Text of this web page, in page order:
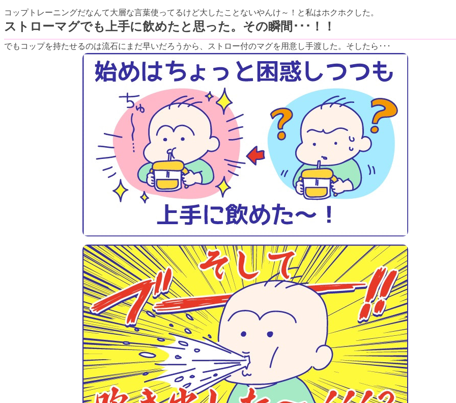
コップトレーニングだなんて大層な言葉使ってるけど大したことないやんけ～！と私はホクホクした。
ストローマグでも上手に飲めたと思った。その瞬間･･･！！
でもコップを持たせるのは流石にまだ早いだろうから、ストロー付のマグを用意し手渡した。そしたら･･･